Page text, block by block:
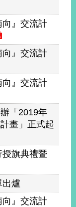
向』交流計
向』交流計
向』交流計
「2019年
畫」正式起
旗典禮暨
出爐
向』交流計